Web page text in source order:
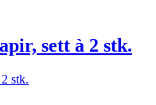
sett à 2 stk.